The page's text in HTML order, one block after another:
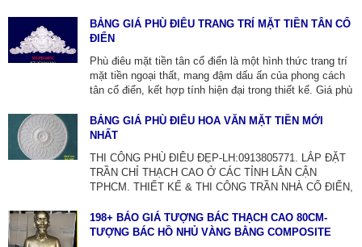
hiểu về kinh nghiệm,dịch vụ trọn gói và các mẫu trần
thạch cao đa dạng như trần giật cấp,trần phẳng,trần thả
BẢNG GIÁ PHÙ ĐIÊU TRANG TRÍ MẶT TIỀN TÂN CỔ
ĐIỂN
Phù điêu mặt tiền tân cổ điển là một hình thức trang trí
mặt tiền ngoại thất, mang đậm dấu ấn của phong cách
tân cổ điển, kết hợp tính hiện đại trong thiết kế. Giá phù
từ 1.000.000-5.800.000 VNĐ/m² . Để có báo giá chính
xác bạn có thể liên hệ THẠCH CAO QUỐC THÀNH
phương.
BẢNG GIÁ PHÙ ĐIÊU HOA VĂN MẶT TIỀN MỚI
NHẤT
THI CÔNG PHÙ ĐIÊU ĐẸP-LH:0913805771. LẮP ĐẶT
TRẦN CHỈ THẠCH CAO Ở CÁC TỈNH LÂN CẬN
TPHCM. THIẾT KẾ & THI CÔNG TRẦN NHÀ CỔ ĐIỂN,
TRÌNH TÂN CỔ ĐIỂN.
198+ BÁO GIÁ TƯỢNG BÁC THẠCH CAO 80CM-
TƯỢNG BÁC HỒ NHỦ VÀNG BẰNG COMPOSITE